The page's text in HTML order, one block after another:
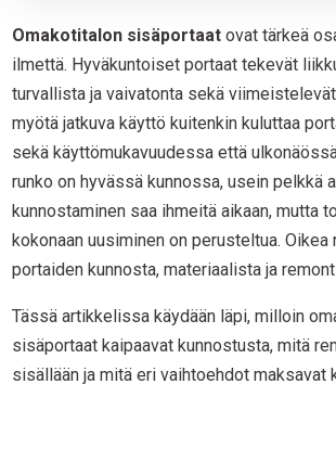
Omakotitalon sisäportaat ovat tärkeä
ilmettä. Hyväkuntoiset portaat tekevät
turvallista ja vaivatonta sekä
myötä jatkuva käyttö kuitenkin kuluttaa
sekä käyttömukavuudessa että
runko on hyvässä kunnossa, usein pelkkä
kunnostaminen saa ihmeitä aikaan, mutta
kokonaan uusiminen on perusteltua. Oikea
portaiden kunnosta, materiaalista ja
Tässä artikkelissa käydään läpi, milloin
sisäportaat kaipaavat kunnostusta, mitä
sisällään ja mitä eri vaihtoehdot maksavat